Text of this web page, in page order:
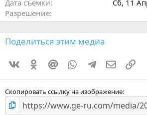
Дата съемки
Сб, 11
Разрешение
Поделиться этим медиа
VkontakteOdnoklassniki
Mail.ruWhatsAppTelegram
Скопировать ссылку на изображение